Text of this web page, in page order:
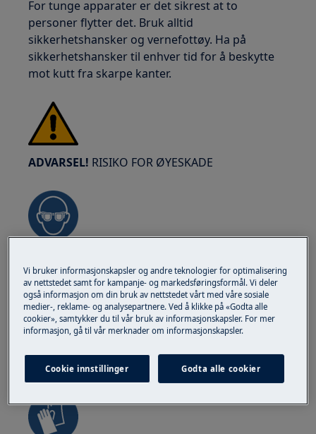
For tunge apparater er det sikrest at to
personer flytter det. Bruk alltid
sikkerhetshansker og vernefottøy. Ha på
sikkerhetshansker til enhver tid for å beskytte
mot kutt fra skarpe kanter.
ADVARSEL! RISIKO FOR ØYESKADE
eller reparasjonsarbeid som involverer fjærer.
ADVARSEL!FARE FOR KLEMME
Vi bruker informasjonskapsler og andre teknologier for optimalisering
av nettstedet samt for kampanje- og markedsføringsformål. Vi deler
også informasjon om din bruk av nettstedet vårt med våre sosiale
medier-, reklame- og analysepartnere. Ved å klikke på «Godta alle
cookier», samtykker du til vår bruk av informasjonskapsler. For mer
informasjon, gå til vår merknader om informasjonskapsler.
Cookie innstillinger Godta alle cookier